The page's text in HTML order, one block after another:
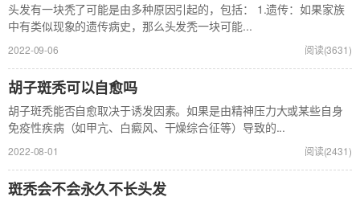
头发有一块秃了可能是由多种原因引起的，包括： 1.遗传：如果家族
中有类似现象的遗传病史，那么头发秃一块可能...
2022-09-06 阅读(3631)
胡子斑秃可以自愈吗
胡子斑秃能否自愈取决于诱发因素。如果是由精神压力大或某些自身
免疫性疾病（如甲亢、白癜风、干燥综合征等）导致的...
2022-08-01 阅读(2431)
斑秃会不会永久不长头发